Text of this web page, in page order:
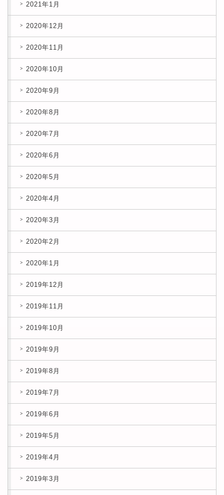
2021年1月
2020年12月
2020年11月
2020年10月
2020年9月
2020年8月
2020年7月
2020年6月
2020年5月
2020年4月
2020年3月
2020年2月
2020年1月
2019年12月
2019年11月
2019年10月
2019年9月
2019年8月
2019年7月
2019年6月
2019年5月
2019年4月
2019年3月